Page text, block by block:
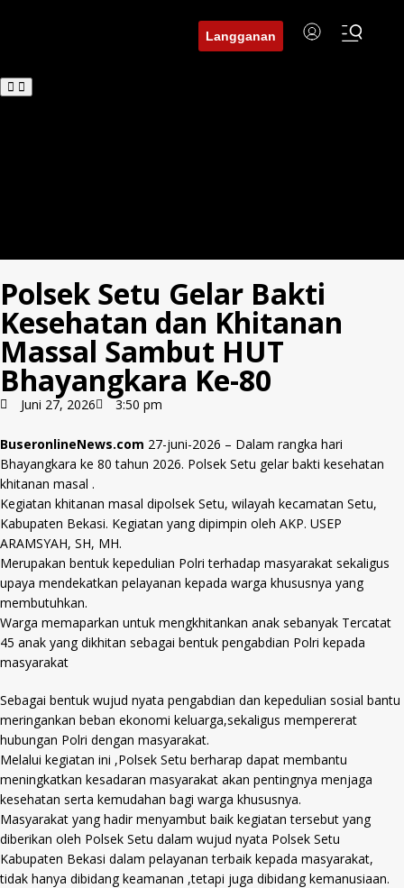
Langganan
Polsek Setu Gelar Bakti
Kesehatan dan Khitanan
Massal Sambut HUT
Bhayangkara Ke-80
Juni 27, 2026 3:50 pm
BuseronlineNews.com 27-juni-2026 – Dalam rangka hari
Bhayangkara ke 80 tahun 2026. Polsek Setu gelar bakti kesehatan
khitanan masal .
Kegiatan khitanan masal dipolsek Setu, wilayah kecamatan Setu,
Kabupaten Bekasi. Kegiatan yang dipimpin oleh AKP. USEP
ARAMSYAH, SH, MH.
Merupakan bentuk kepedulian Polri terhadap masyarakat sekaligus
upaya mendekatkan pelayanan kepada warga khususnya yang
membutuhkan.
Warga memaparkan untuk mengkhitankan anak sebanyak Tercatat
45 anak yang dikhitan sebagai bentuk pengabdian Polri kepada
masyarakat
Sebagai bentuk wujud nyata pengabdian dan kepedulian sosial bantu
meringankan beban ekonomi keluarga,sekaligus mempererat
hubungan Polri dengan masyarakat.
Melalui kegiatan ini ,Polsek Setu berharap dapat membantu
meningkatkan kesadaran masyarakat akan pentingnya menjaga
kesehatan serta kemudahan bagi warga khususnya.
Masyarakat yang hadir menyambut baik kegiatan tersebut yang
diberikan oleh Polsek Setu dalam wujud nyata Polsek Setu
Kabupaten Bekasi dalam pelayanan terbaik kepada masyarakat,
tidak hanya dibidang keamanan ,tetapi juga dibidang kemanusiaan.